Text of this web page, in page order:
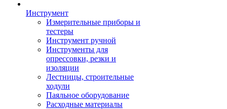
Инструмент
Измерительные приборы и
тестеры
Инструмент ручной
Инструменты для
опрессовки, резки и
изоляции
Лестницы, строительные
ходули
Паяльное оборудование
Расходные материалы